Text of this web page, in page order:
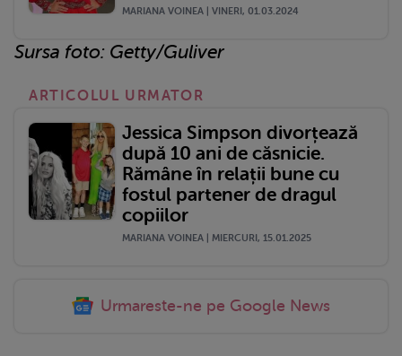
MARIANA VOINEA | VINERI, 01.03.2024
Sursa foto: Getty/Guliver
ARTICOLUL URMATOR
Jessica Simpson divorțează
după 10 ani de căsnicie.
Rămâne în relații bune cu
fostul partener de dragul
copiilor
MARIANA VOINEA | MIERCURI, 15.01.2025
Urmareste-ne pe Google News